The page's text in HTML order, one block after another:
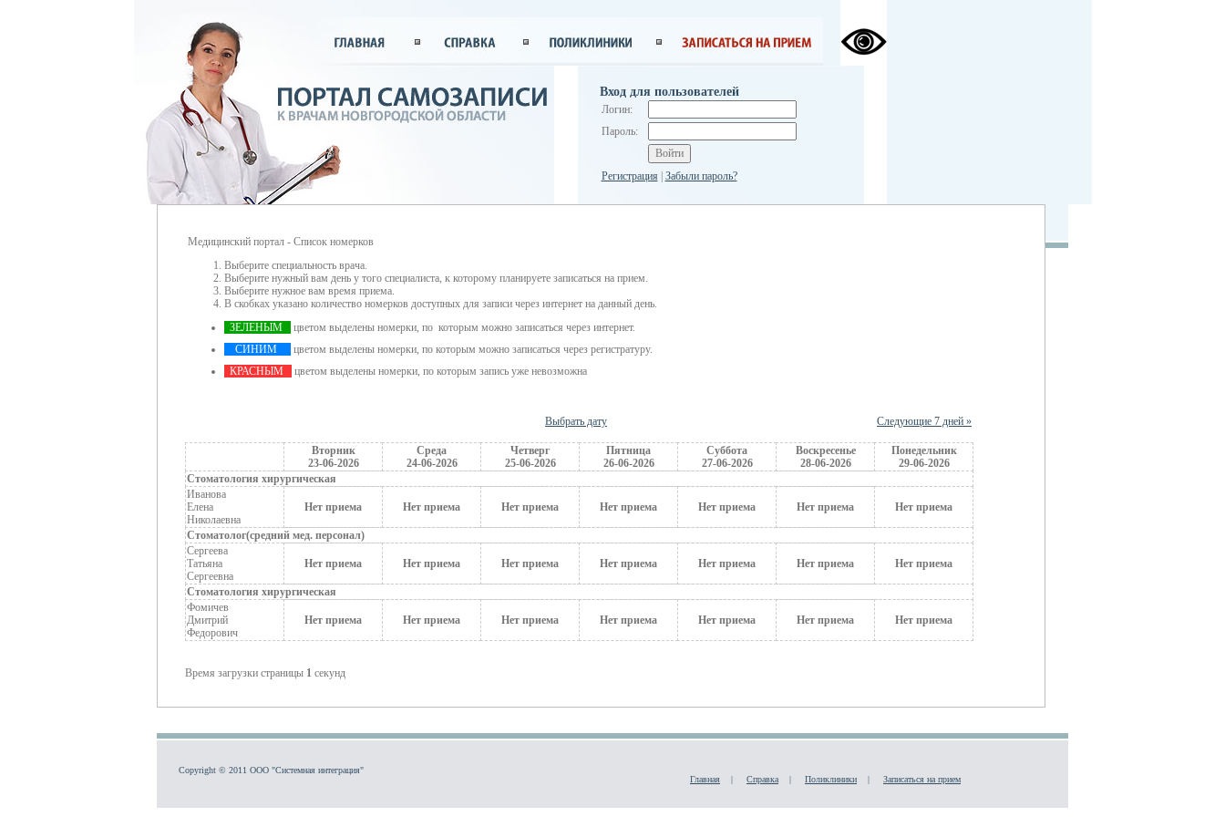
Вход для пользователей
Логин:
Пароль:
Регистрация Забыли пароль?
Медицинский портал - Список номерков
Выберите специальность врача.
Выберите нужный вам день у того специалиста, к которому планируете записаться на прием.
Выберите нужное вам время приема.
В скобках указано количество номерков доступных для записи через интернет на данный день.
ЗЕЛЕНЫМ
цветом выделены номерки, по которым можно записаться через интернет.
СИНИМ
цветом выделены номерки, по которым можно записаться через регистратуру.
КРАСНЫМ
цветом выделены номерки, по которым запись уже невозможна
Выбрать дату Следующие 7 дней »
Вторник
23-06-2026
Среда
24-06-2026
Четверг
25-06-2026
Пятница
26-06-2026
Суббота
27-06-2026
Воскресенье
28-06-2026
Понедельник
29-06-2026
Стоматология хирургическая
Иванова
Елена
Николаевна
Нет приема Нет приема Нет приема Нет приема Нет приема Нет приема Нет приема
Стоматолог(средний мед. персонал)
Сергеева
Татьяна
Сергеевна
Нет приема Нет приема Нет приема Нет приема Нет приема Нет приема Нет приема
Стоматология хирургическая
Фомичев
Дмитрий
Федорович
Нет приема Нет приема Нет приема Нет приема Нет приема Нет приема Нет приема
Время загрузки страницы 1 секунд
Copyright © 2011 ООО "Системная интеграция"
Главная | Справка | Поликлиники | Записаться на прием